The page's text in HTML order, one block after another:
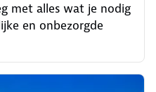
met alles wat je nodig
en onbezorgde